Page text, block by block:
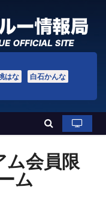
はな
白石かんな
ム会員限
ム